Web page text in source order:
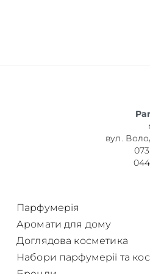
вул.
Парфумерія
Аромати для дому
Доглядова косметика
Набори парфумерії та